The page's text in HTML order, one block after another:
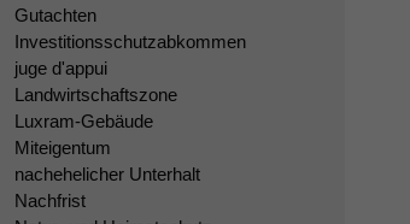
Gutachten
Investitionsschutzabkommen
juge d'appui
Landwirtschaftszone
Luxram-Gebäude
Miteigentum
nachehelicher Unterhalt
Nachfrist